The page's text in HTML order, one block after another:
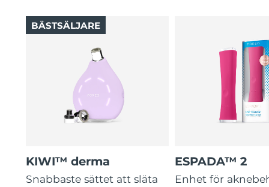
6 customizable suction intensities adapt from gentle
daily maintenance to deep weekly pore clearing.
warranty)
KIWI™ derma
Snabbaste sättet att släta
BÄSTSÄLJARE
ESPADA™ 2
Enhet för